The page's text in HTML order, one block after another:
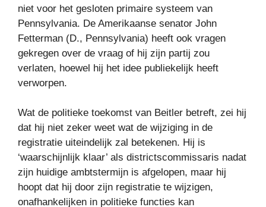
niet voor het gesloten primaire systeem van
Pennsylvania. De Amerikaanse senator John
Fetterman (D., Pennsylvania) heeft ook vragen
gekregen over de vraag of hij zijn partij zou
verlaten, hoewel hij het idee publiekelijk heeft
verworpen.
Wat de politieke toekomst van Beitler betreft, zei hij
dat hij niet zeker weet wat de wijziging in de
registratie uiteindelijk zal betekenen. Hij is
‘waarschijnlijk klaar’ als districtscommissaris nadat
zijn huidige ambtstermijn is afgelopen, maar hij
hoopt dat hij door zijn registratie te wijzigen,
onafhankelijken in politieke functies kan